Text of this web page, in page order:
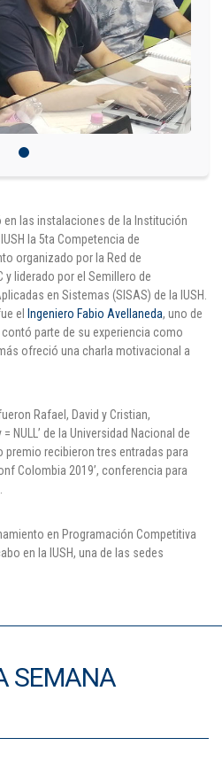
en las instalaciones de la Institución
la 5ta Competencia de
organizado por la Red de
y liderado por el Semillero de
en Sistemas (SISAS) de la IUSH.
el
Ingeniero Fabio Avellaneda, uno de
parte de su experiencia como
ofreció una charla motivacional a
Rafael, David y Cristian,
NULL’ de la Universidad Nacional de
premio recibieron tres entradas para
Colombia 2019’, conferencia para
en Programación Competitiva
en la IUSH, una de las sedes
SEMANA
con nosotros
Atención al Cliente
Estadio: CR 70 # 52-49
(4) 4 600 700
Inscripciones permanentes